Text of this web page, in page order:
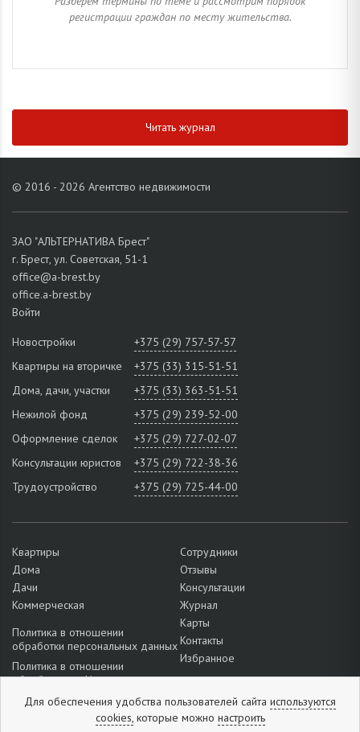
регистрации граждан по месту жительства.
Читать журнал
© 2016 - 2026 Агентство недвижимости
ЗАО "АЛЬТЕРНАТИВА Брест"
г. Брест, ул. Советская, 51-1
office@a-brest.by
office.a-brest.by
Войти
Новостройки
+375 (29) 757-57-57
Квартиры на вторичке
+375 (33) 315-51-51
Дома, дачи, участки
+375 (33) 363-51-51
Нежилой фонд
+375 (29) 239-52-00
Оформление сделок
+375 (29) 727-02-07
Консультации юристов
+375 (29) 722-38-36
Трудоустройство
+375 (29) 725-44-00
Квартиры
Дома
Дачи
Коммерческая
Политика в отношении
обработки персональных данных
Политика в отношении
обработки cookie
Подробнее о настройках файлов
Сотрудники
Отзывы
Консультации
Журнал
Карты
Контакты
Избранное
Для обеспечения удобства пользователей сайта используются
cookies,которые можно настроить